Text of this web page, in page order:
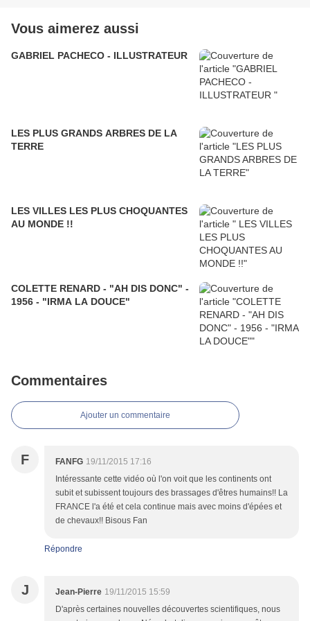
Vous aimerez aussi
GABRIEL PACHECO - ILLUSTRATEUR
LES PLUS GRANDS ARBRES DE LA
TERRE
LES VILLES LES PLUS CHOQUANTES
AU MONDE !!
COLETTE RENARD - "AH DIS DONC" -
1956 - "IRMA LA DOUCE"
Commentaires
Ajouter un commentaire
F FANFG 19/11/2015 17:16
Intéressante cette vidéo où l'on voit que les continents ont
subit et subissent toujours des brassages d'êtres humains!! La
FRANCE l'a été et cela continue mais avec moins d'épées et
de chevaux!! Bisous Fan
Répondre
J Jean-Pierre 19/11/2015 15:59
D'après certaines nouvelles découvertes scientifiques, nous